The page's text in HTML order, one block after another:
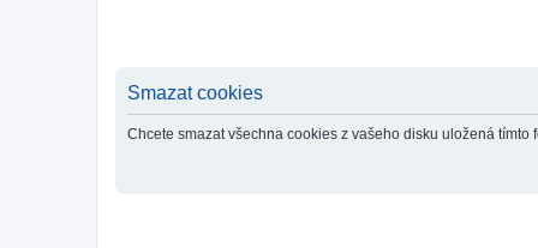
Smazat cookies
Chcete smazat všechna cookies z vašeho disku uložená tímto